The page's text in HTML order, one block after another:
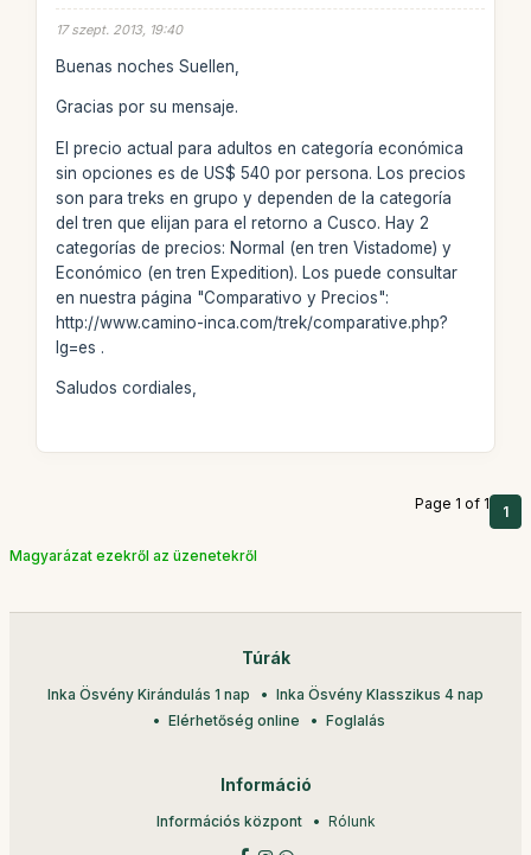
17 szept. 2013, 19:40
Buenas noches Suellen,
Gracias por su mensaje.
El precio actual para adultos en categoría económica
sin opciones es de US$ 540 por persona. Los precios
son para treks en grupo y dependen de la categoría
del tren que elijan para el retorno a Cusco. Hay 2
categorías de precios: Normal (en tren Vistadome) y
Económico (en tren Expedition). Los puede consultar
en nuestra página "Comparativo y Precios":
http://www.camino-inca.com/trek/comparative.php?
lg=es .
Saludos cordiales,
Page 1 of 1 1
Magyarázat ezekről az üzenetekről
Túrák
Inka Ösvény Kirándulás 1 nap
Inka Ösvény Klasszikus 4 nap
Elérhetőség online
Foglalás
Információ
Információs központ Rólunk